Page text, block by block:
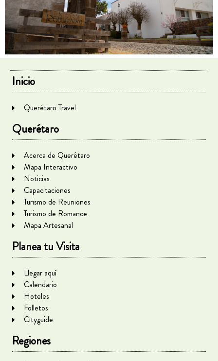
Inicio
Querétaro Travel
Querétaro
Acerca de Querétaro
Mapa Interactivo
Noticias
Capacitaciones
Turismo de Reuniones
Turismo de Romance
Mapa Artesanal
Planea tu Visita
Llegar aquí
Calendario
Hoteles
Folletos
Cityguide
Regiones